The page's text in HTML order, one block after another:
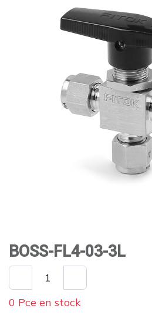
BOSS-FL4-03-3L
0 Pce en stock